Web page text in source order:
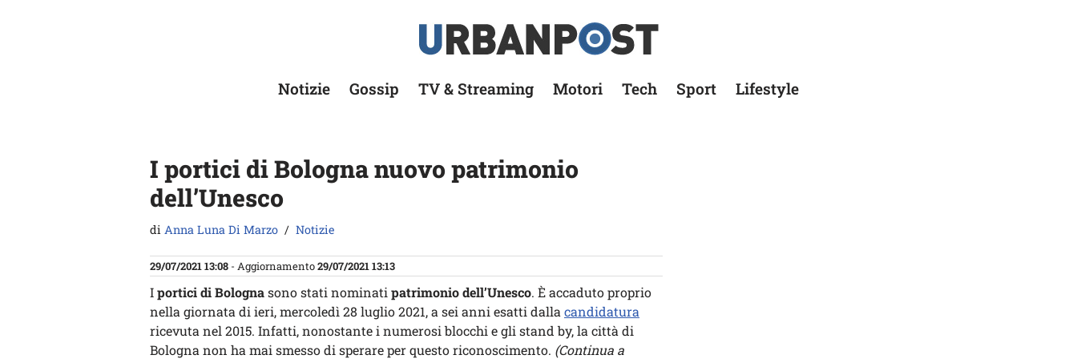
Notizie Gossip TV & Streaming Motori Tech Sport Lifestyle
I portici di Bologna nuovo patrimonio
dell’Unesco
di Anna Luna Di Marzo Notizie
29/07/2021 13:08 - Aggiornamento29/07/2021 13:13
Iportici di Bolognasono stati nominati patrimonio dell’Unesco. È accaduto proprio
nella giornata di ieri, mercoledì 28 luglio 2021, a sei anni esatti dalla candidatura
ricevuta nel 2015. Infatti, nonostante i numerosi blocchi e gli stand by, la città di
Bologna non ha mai smesso di sperare per questo riconoscimento. (Continua a